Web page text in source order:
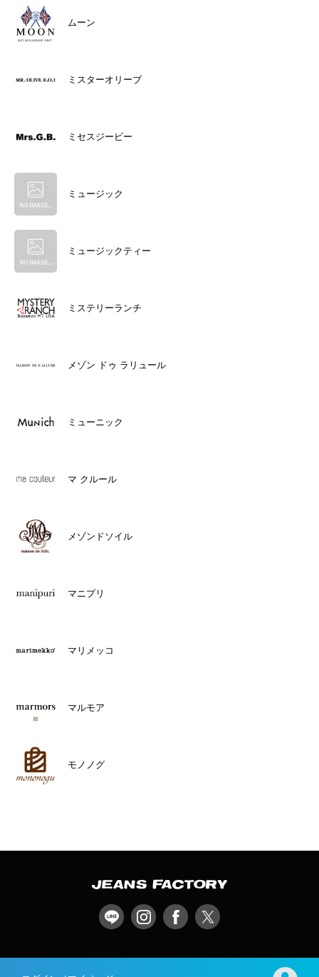
ムーン
ミスターオリーブ
ミセスジービー
ミュージック
ミュージックティー
ミステリーランチ
メゾン ドゥ ラリュール
ミューニック
マ クルール
メゾンドソイル
マニプリ
マリメッコ
マルモア
モノノグ